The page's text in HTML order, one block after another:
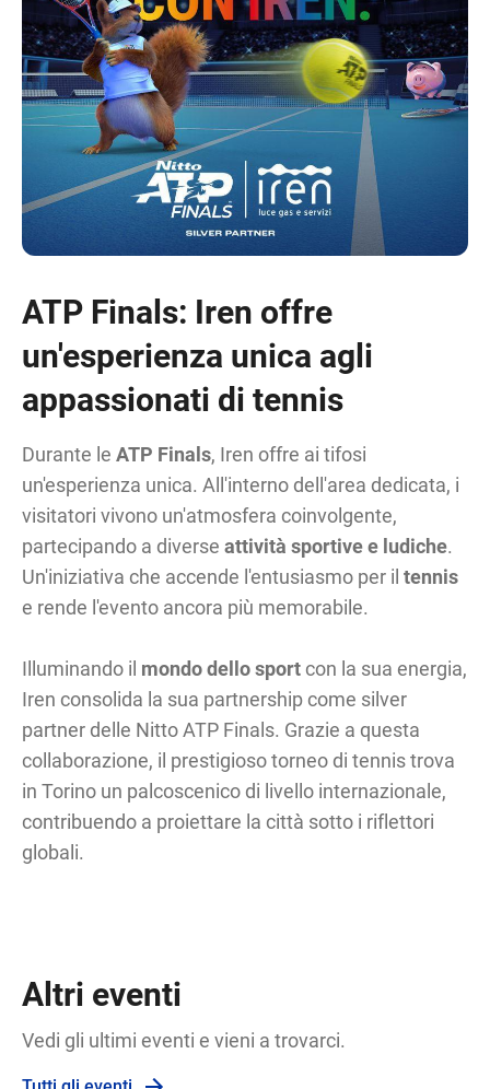
ATP Finals: Iren offre
un'esperienza unica agli
appassionati di tennis
Durante leATP Finals, Iren offre ai tifosi
un'esperienza unica. All'interno dell'area dedicata, i
visitatori vivono un'atmosfera coinvolgente,
partecipando a diverseattività sportive e ludiche.
Un'iniziativa che accende l'entusiasmo per iltennis
e rende l'evento ancora più memorabile.
Illuminando il mondo dello sport con la sua energia,
Iren consolida la sua partnership come silver
partner delle Nitto ATP Finals. Grazie a questa
collaborazione, il prestigioso torneo di tennis trova
in Torino un palcoscenico di livello internazionale,
contribuendo a proiettare la città sotto i riflettori
globali.
Altri eventi
Vedi gli ultimi eventi e vieni a trovarci.